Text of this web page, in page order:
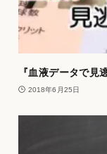
『血液データで見
2018年6月25日